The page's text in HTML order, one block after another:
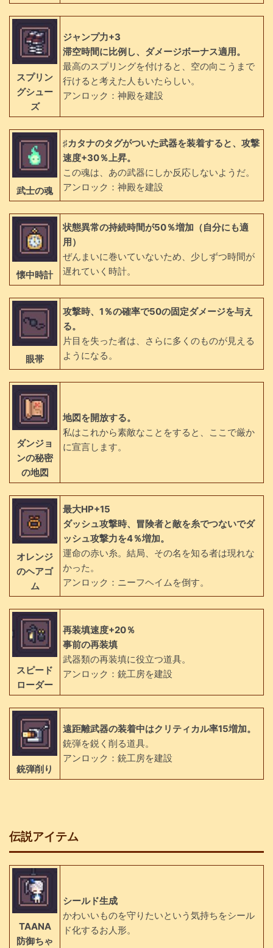
スプリン
グシュー
ズ
ジャンプ力+3
滞空時間に比例し、ダメージボーナス適用。
最高のスプリングを付けると、空の向こうまで
行けると考えた人もいたらしい。
アンロック：神殿を建設
武士の魂
♯カタナのタグがついた武器を装着すると、攻撃
速度+30％上昇。
この魂は、あの武器にしか反応しないようだ。
アンロック：神殿を建設
懐中時計
状態異常の持続時間が50％増加（自分にも適
用）
ぜんまいに巻いていないため、少しずつ時間が
遅れていく時計。
眼帯
攻撃時、1％の確率で50の固定ダメージを与え
る。
片目を失った者は、さらに多くのものが見える
ようになる。
ダンジョ
ンの秘密
の地図
地図を開放する。
私はこれから素敵なことをすると、ここで厳か
に宣言します。
オレンジ
のヘアゴ
ム
最大HP+15
ダッシュ攻撃時、冒険者と敵を糸でつないでダ
ッシュ攻撃力を4％増加。
運命の赤い糸。結局、その名を知る者は現れな
かった。
アンロック：ニーフヘイムを倒す。
スピード
ローダー
再装填速度+20％
事前の再装填
武器類の再装填に役立つ道具。
アンロック：銃工房を建設
銃弾削り
遠距離武器の装着中はクリティカル率15増加。
銃弾を鋭く削る道具。
アンロック：銃工房を建設
伝説アイテム
TAANA
防御ちゃ
シールド生成
かわいいものを守りたいという気持ちをシール
ド化するお人形。